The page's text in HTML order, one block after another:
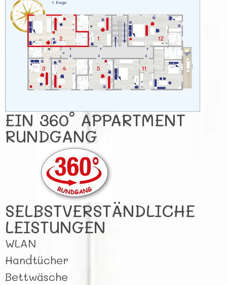
EIN 360° APPARTMENT
RUNDGANG
SELBSTVERSTÄNDLICHE
LEISTUNGEN
WLAN
Handtücher
Bettwäsche